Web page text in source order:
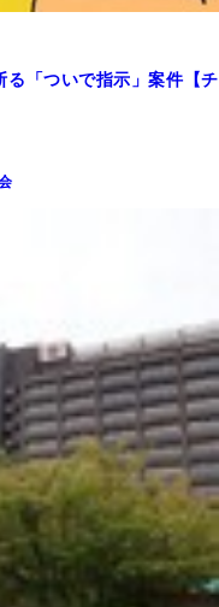
る「ついで指示」案件【チ